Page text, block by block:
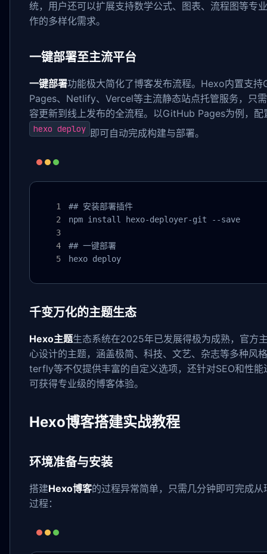
统，用户还可以扩展支持数学公式、图表、流程图等专
作的多样化需求。
一键部署至主流平台
一键部署功能极大简化了博客发布流程。Hexo内置支
Pages、Netlify、Vercel等主流静态站点托管服务，只
容更新到线上发布的全流程。以GitHub Pages为例，配
hexo deploy 即可自动完成构建与部署。
## 安装部署插件
npm install hexo-deployer-git --save
## 一键部署
hexo deploy
千变万化的主题生态
Hexo主题生态系统在2025年已发展得极为成熟，官方
心设计的主题，涵盖极简、科技、文艺、杂志等多种风
terfly等不仅提供丰富的自定义选项，还针对SEO和性
可获得专业级的博客体验。
Hexo博客搭建实战教程
环境准备与安装
搭建Hexo博客的过程异常简单，只需几分钟即可完成
过程：